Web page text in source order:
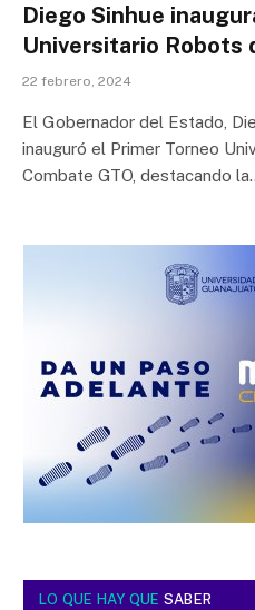
Diego Sinhue
Universitario Robots
22 febrero, 2024
El Gobernador del Estado,
inauguró el Primer Torneo
Combate GTO, destacando
LO QUE HAY QUE SABER